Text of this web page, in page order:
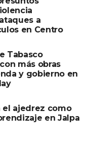
a
en Centro
Tabasco
más obras
y gobierno en
el ajedrez como
en Jalpa